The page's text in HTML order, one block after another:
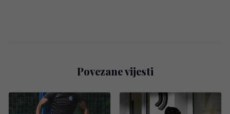
Povezane vijesti